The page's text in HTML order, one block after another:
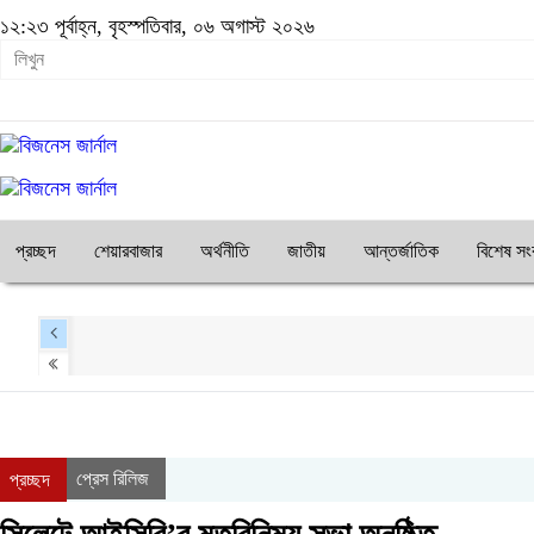
১২:২৩ পূর্বাহ্ন, বৃহস্পতিবার, ০৬ অগাস্ট ২০২৬
প্রচ্ছদ শেয়ারবাজার অর্থনীতি জাতীয় আন্তর্জাতিক বিশেষ
প্রচ্ছদ প্রেস রিলিজ